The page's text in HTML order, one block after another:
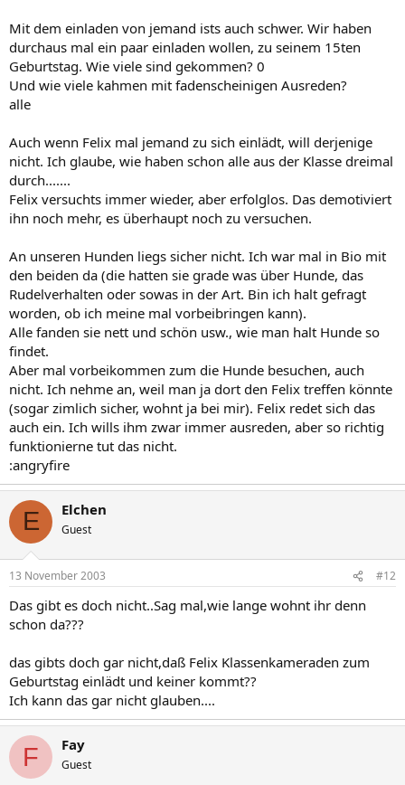
Mit dem einladen von jemand ists auch schwer. Wir haben
durchaus mal ein paar einladen wollen, zu seinem 15ten
Geburtstag. Wie viele sind gekommen? 0
Und wie viele kahmen mit fadenscheinigen Ausreden?
alle
Auch wenn Felix mal jemand zu sich einlädt, will derjenige
nicht. Ich glaube, wie haben schon alle aus der Klasse dreimal
durch.......
Felix versuchts immer wieder, aber erfolglos. Das demotiviert
ihn noch mehr, es überhaupt noch zu versuchen.
An unseren Hunden liegs sicher nicht. Ich war mal in Bio mit
den beiden da (die hatten sie grade was über Hunde, das
Rudelverhalten oder sowas in der Art. Bin ich halt gefragt
worden, ob ich meine mal vorbeibringen kann).
Alle fanden sie nett und schön usw., wie man halt Hunde so
findet.
Aber mal vorbeikommen zum die Hunde besuchen, auch
nicht. Ich nehme an, weil man ja dort den Felix treffen könnte
(sogar zimlich sicher, wohnt ja bei mir). Felix redet sich das
auch ein. Ich wills ihm zwar immer ausreden, aber so richtig
funktionierne tut das nicht.
:angryfire
E Elchen
Guest
13 November 2003 #12
Das gibt es doch nicht..Sag mal,wie lange wohnt ihr denn
schon da???
das gibts doch gar nicht,daß Felix Klassenkameraden zum
Geburtstag einlädt und keiner kommt??
Ich kann das gar nicht glauben....
F Fay
Guest